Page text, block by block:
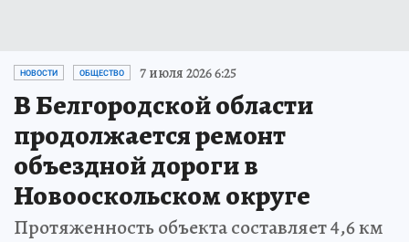
НОВОСТИ ОБЩЕСТВО 7 июля 2026 6:25
В Белгородской области
продолжается ремонт
объездной дороги в
Новооскольском округе
Протяженность объекта составляет 4,6 км